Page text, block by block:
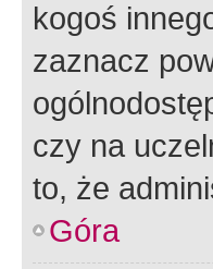
kogoś
zaznacz
czy na
to, że
Góra